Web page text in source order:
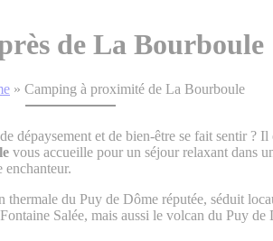
de La Bourboule
» Camping à proximité de La Bourboule
dépaysement et de bien-être se fait sentir ?
vous accueille pour un séjour relaxant dans
enchanteur.
thermale du Puy de Dôme réputée, séduit
Salée, mais aussi le volcan du Puy